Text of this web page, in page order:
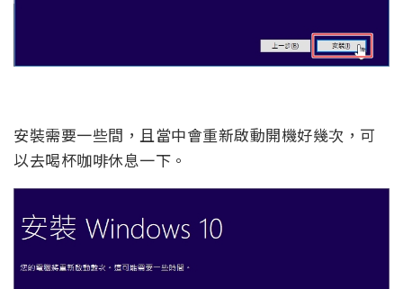
安裝需要一些間，且當中會重新啟動開機好幾次，可
以去喝杯咖啡休息一下。